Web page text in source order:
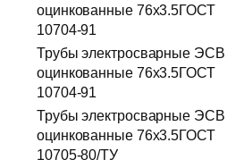
оцинкованные 76х3.5ГОСТ
10704-91
Трубы электросварные ЭСВ
оцинкованные 76х3.5ГОСТ
10704-91
Трубы электросварные ЭСВ
оцинкованные 76х3.5ГОСТ
10705-80/ТУ